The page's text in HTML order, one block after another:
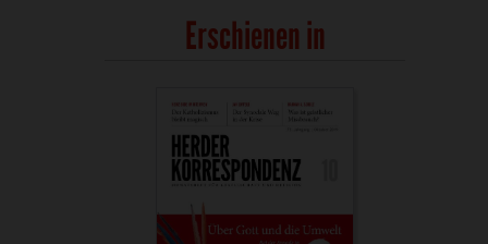
Erschienen in